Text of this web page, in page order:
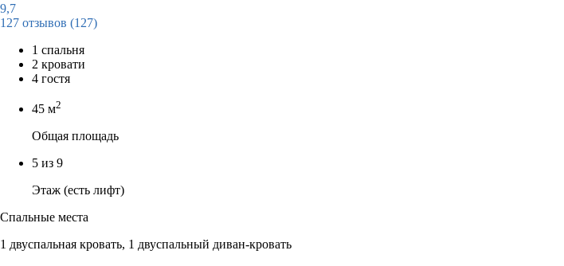
9,7
127 отзывов (127)
1 спальня
2 кровати
4 гостя
45 м2
Общая площадь
5 из 9
Этаж (есть лифт)
Спальные места
1 двуспальная кровать, 1 двуспальный диван-кровать